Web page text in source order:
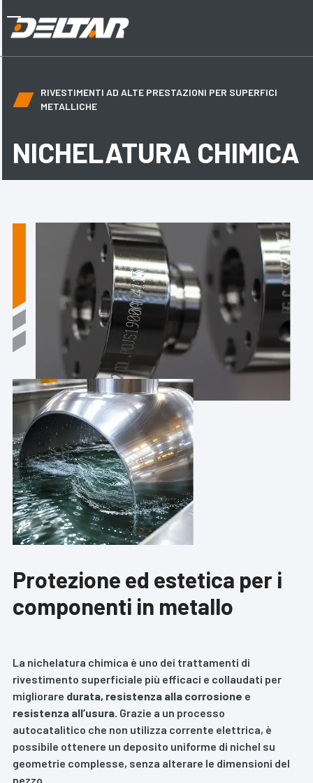
content
Open
mobile
Close
mobile
RIVESTIMENTI AD ALTE PRESTAZIONI PER SUPERFICI
METALLICHE
NICHELATURA CHIMICA
Protezione ed estetica peri
componenti in metallo
La nichelatura chimica è uno dei trattamenti di
rivestimento superficiale più efficaci e collaudati per
migliorare durata, resistenza alla corrosione e
resistenza all’usura. Grazie a un processo
autocatalitico che non utilizza corrente elettrica, è
possibile ottenere un deposito uniforme di nichel su
geometrie complesse, senza alterare le dimensioni del
pezzo.